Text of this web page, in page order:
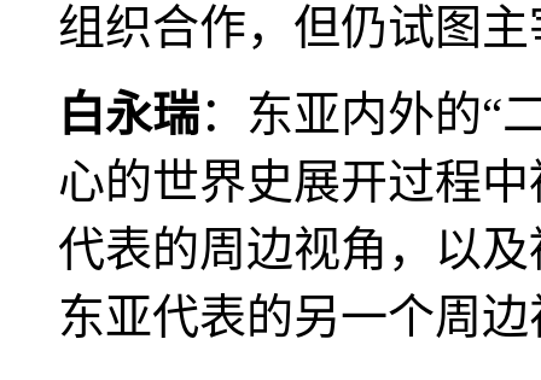
组织合作，但仍试图
白永瑞：东亚内外的“
心的世界史展开过程
代表的周边视角，以
东亚代表的另一个周